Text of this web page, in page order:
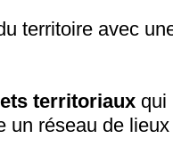
territoire avec
territoriaux qui
un réseau de